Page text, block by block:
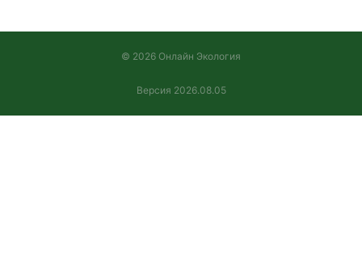
© 2026 Онлайн Экология
Версия 2026.08.05